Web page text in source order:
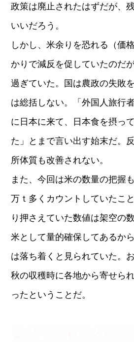
政策は廃止されたはずだが、
いいだろう。
しかし、米余りを恐れる（価
かりで減反を促していたのだ
過ぎていた。国は農政の失敗
は総括しない。「外国人旅行
に日本に来て、日本食を摂っ
た」とまで言い出す始末だ。
所体質も改善されない。
また、今回は米の数量の把握
万ｔ多くカウントしていたこ
り押さえていた数値は架空の
米として量的確保してあるか
は落ち着くと見られていた。
秋の収穫時に各地から寄せら
ったということだ。